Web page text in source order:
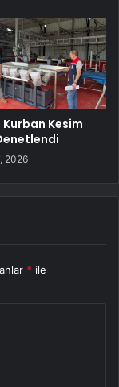
Kurban Kesim
2026
* ile